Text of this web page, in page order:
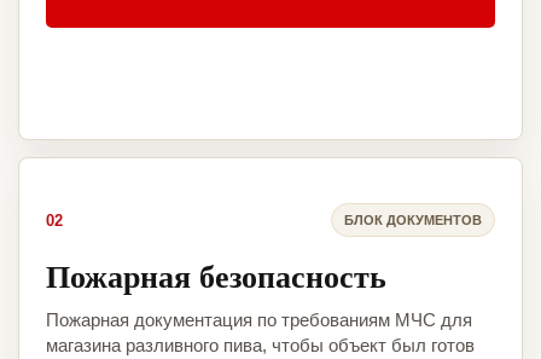
02 БЛОК ДОКУМЕНТОВ
Пожарная безопасность
Пожарная документация по требованиям МЧС для
магазина разливного пива, чтобы объект был готов